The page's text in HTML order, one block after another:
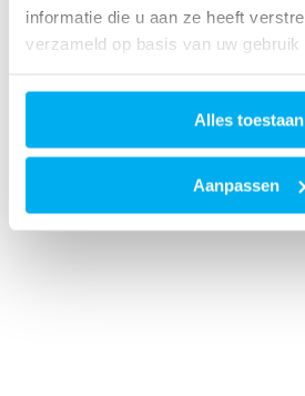
informatie die u aan ze heeft
verzameld op basis van uw gebruik
Alles toestaan
Aanpassen
Neem contact met ons op
DEZE VIDEO IS BESCHIKBAAR ALS U DE